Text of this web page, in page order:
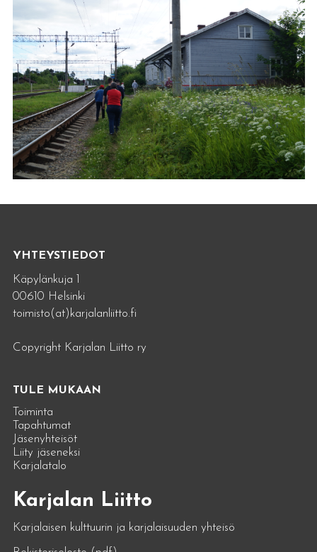
YHTEYSTIEDOT
Käpylänkuja 1
00610 Helsinki
toimisto(at)karjalanliitto.fi
Copyright Karjalan Liitto ry
TULE MUKAAN
Toiminta
Tapahtumat
Jäsenyhteisöt
Liity jäseneksi
Karjalatalo
Karjalan Liitto
Karjalaisen kulttuurin ja karjalaisuuden yhteisö